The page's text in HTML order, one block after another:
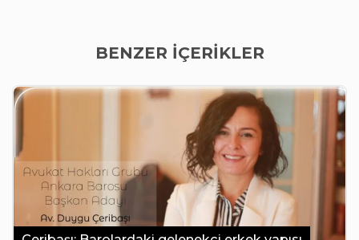
BENZER İÇERİKLER